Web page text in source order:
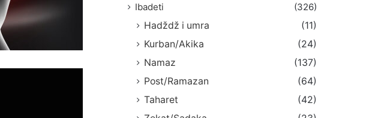
Ibadeti
(326)
Hadždž i umra
(11)
Kurban/Akika
(24)
Namaz
(137)
Post/Ramazan
(64)
Taharet
(42)